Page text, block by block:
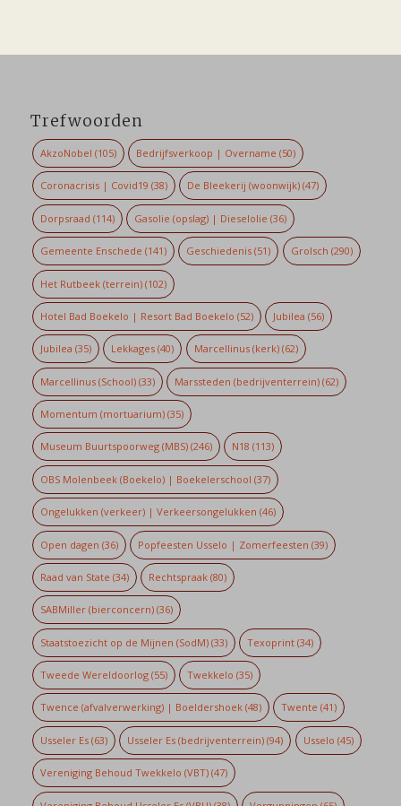
Trefwoorden
AkzoNobel (105) Bedrijfsverkoop | Overname (50)
Coronacrisis | Covid19 (38) De Bleekerij (woonwijk) (47)
Dorpsraad (114) Gasolie (opslag) | Dieselolie (36)
Gemeente Enschede (141) Geschiedenis (51) Grolsch (290)
Het Rutbeek (terrein)(102)
Hotel Bad Boekelo | Resort Bad Boekelo (52) Jubilea (56)
Jubilea (35) Lekkages (40) Marcellinus (kerk)(62)
Marcellinus (School)(33) Marssteden (bedrijventerrein) (62)
Momentum (mortuarium)(35)
Museum Buurtspoorweg (MBS)(246) N18 (113)
OBS Molenbeek (Boekelo) | Boekelerschool (37)
Ongelukken (verkeer) | Verkeersongelukken (46)
Open dagen (36) Popfeesten Usselo | Zomerfeesten (39)
Raad van State (34) Rechtspraak (80)
SABMiller (bierconcern)(36)
Staatstoezicht op de Mijnen (SodM)(33) Texoprint (34)
Tweede Wereldoorlog(55) Twekkelo (35)
Twence (afvalverwerking) | Boeldershoek(48) Twente (41)
Usseler Es(63) Usseler Es (bedrijventerrein) (94) Usselo (45)
Vereniging Behoud Twekkelo (VBT)(47)